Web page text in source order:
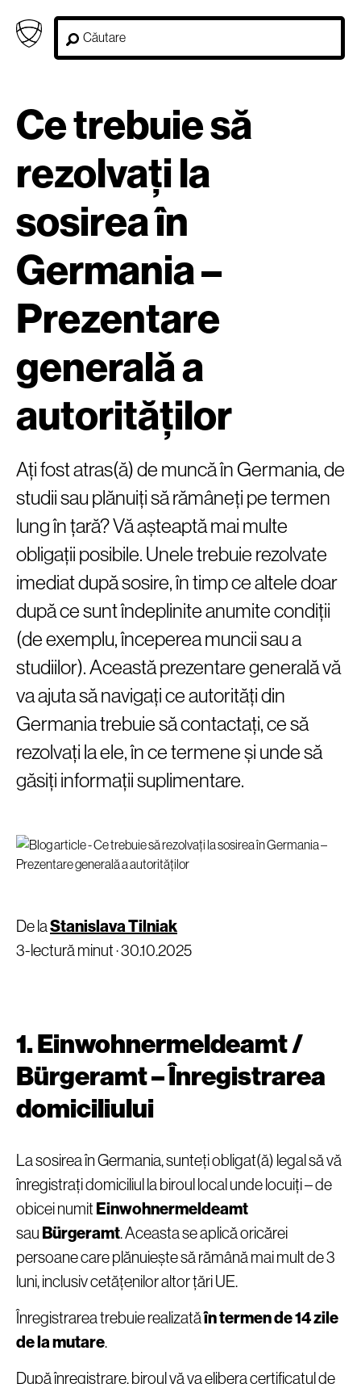
Ce trebuie să
rezolvați la
sosirea în
Germania –
Prezentare
generală a
autorităților
Ați fost atras(ă) de muncă în Germania, de
studii sau plănuiți să rămâneți pe termen
lung în țară? Vă așteaptă mai multe
obligații posibile. Unele trebuie rezolvate
imediat după sosire, în timp ce altele doar
după ce sunt îndeplinite anumite condiții
(de exemplu, începerea muncii sau a
studiilor). Această prezentare generală vă
va ajuta să navigați ce autorități din
Germania trebuie să contactați, ce să
rezolvați la ele, în ce termene și unde să
găsiți informații suplimentare.
De laStanislava Tilniak
3-lectură minut ·30.10.2025
1. Einwohnermeldeamt /
Bürgeramt – Înregistrarea
domiciliului
La sosirea în Germania, sunteți obligat(ă) legal să vă
înregistrați domiciliul la biroul local unde locuiți – de
obicei numit Einwohnermeldeamt
sau Bürgeramt. Aceasta se aplică oricărei
persoane care plănuiește să rămână mai mult de 3
luni, inclusiv cetățenilor altor țări UE.
Înregistrarea trebuie realizatăîn termen de 14 zile
de la mutare.
După înregistrare, biroul vă va elibera certificatul de